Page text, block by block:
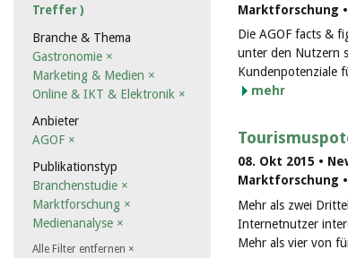
Marktforschung
Die AGOF facts &
unter den Nutzern
Kundenpotenziale
mehr
08. Okt 2015 •
Marktforschung
Mehr als zwei
Internetnutzer
Mehr als vier von
Treffer )
Branche & Thema
Gastronomie ×
Marketing & Medien ×
Online & IKT & Elektronik ×
Anbieter
AGOF ×
Publikationstyp
Branchenstudie ×
Marktforschung ×
Medienanalyse ×
Alle Filter entfernen ×